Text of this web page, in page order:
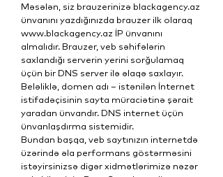
Məsələn, siz brauzerinizə blackagency.az
ünvanını yazdığınızda brauzer ilk olaraq
www.blackagency.az İP ünvanını
almalıdır. Brauzer, veb səhifələrin
saxlandığı serverin yerini sorğulamaq
üçün bir DNS server ilə əlaqə saxlayır.
Beləliklə, domen adı – istənilən İnternet
istifadəçisinin sayta müraciətinə şərait
yaradan ünvandır. DNS internet üçün
ünvanlaşdırma sistemidir.
Bundan başqa, veb saytınızın internetdə
üzərində əla performans göstərməsini
istəyirsinizsə digər xidmətlərimizə nəzər